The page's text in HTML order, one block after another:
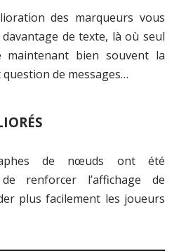
des marqueurs vous
de texte, là où seul
bien souvent la
question de messages…
de nœuds ont été
renforcer l’affichage de
plus facilement les joueurs